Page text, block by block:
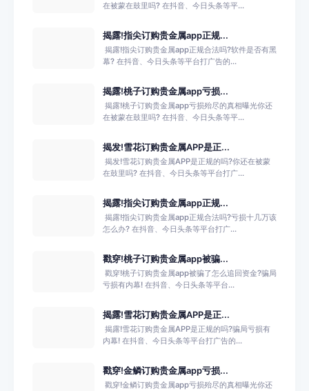
在被蒙在鼓里吗? 在抖音、今日头条等平...
揭露!指尖订购贵金属app正规...
​ 揭露!指尖订购贵金属app正规合法吗?软件是否有黑
幕? 在抖音、今日头条等平台打广告的...
揭露!桃子订购贵金属app亏损...
​ 揭露!桃子订购贵金属app亏损殆尽的真相曝光你还
在被蒙在鼓里吗? 在抖音、今日头条等平...
揭发!雪花订购贵金属APP是正...
​ 揭发!雪花订购贵金属APP是正规的吗?你还在被蒙
在鼓里吗? 在抖音、今日头条等平台打广...
揭露!指尖订购贵金属app正规...
​ 揭露!指尖订购贵金属app正规合法吗?亏损十几万该
怎么办? 在抖音、今日头条等平台打广...
戳穿!桃子订购贵金属app被骗...
​ 戳穿!桃子订购贵金属app被骗了怎么追回资金?骗局
亏损有内幕! 在抖音、今日头条等平台...
揭露!雪花订购贵金属APP是正...
​ 揭露!雪花订购贵金属APP是正规的吗?骗局亏损有
内幕! 在抖音、今日头条等平台打广告的...
戳穿!金鳞订购贵金属app亏损...
​ 戳穿!金鳞订购贵金属app亏损殆尽的真相曝光你还